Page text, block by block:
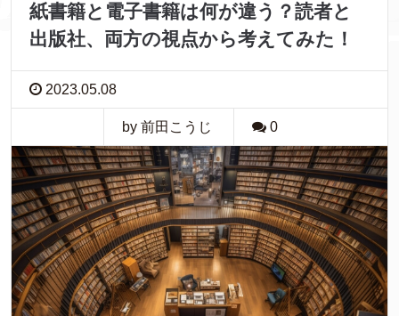
紙書籍と電子書籍は何が違う？読者と
出版社、両方の視点から考えてみた！
2023.05.08
by 前田こうじ 0